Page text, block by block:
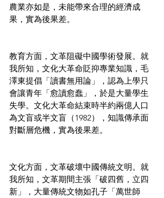
農業亦如是，未能帶來合理的經濟成
果，實為後果差。
教育方面，文革阻礙中國學術發展。就
我所知，文化大革命貶抑專業知識，毛
澤東提倡「讀書無用論」，認為上學只
會讓青年「愈讀愈蠢」，於是大量學生
失學。文化大革命結束時半約兩億人口
為文盲或半文盲（1982），知識傳承面
對斷層危機，實為後果差。
文化方面，文革破壞中國傳統文明。就
我所知，文革期間主張「破四舊，立四
新」，大量傳統文物如孔子「萬世師